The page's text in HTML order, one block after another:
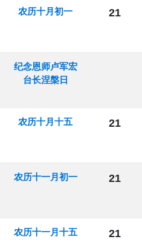
农历十月初一 21
纪念恩师卢军宏
台长涅槃日
农历十月十五 21
农历十一月初一 21
农历十一月十五 21